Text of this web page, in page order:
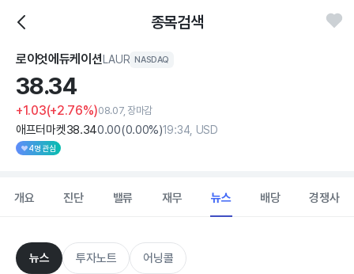
종목검색
로이엇에듀케이션LAUR NASDAQ
38.34
+1.03(+2.76%)08.07, 장마감
애프터마켓38.340.00(0.00%)19:34, USD
4명 관심
개요 진단 밸류 재무 뉴스 배당 경쟁사
뉴스 투자노트 어닝콜